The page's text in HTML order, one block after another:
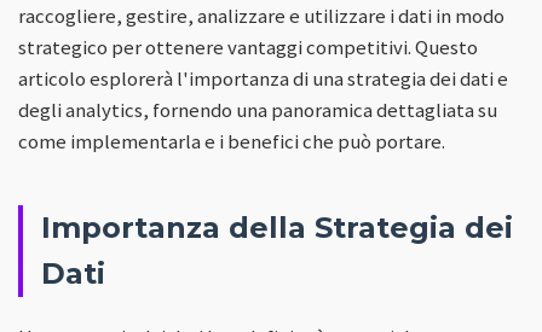
raccogliere, gestire, analizzare e utilizzare i dati in modo
strategico per ottenere vantaggi competitivi. Questo
articolo esplorerà l'importanza di una strategia dei dati e
degli analytics, fornendo una panoramica dettagliata su
come implementarla e i benefici che può portare.
Importanza della Strategia dei
Dati